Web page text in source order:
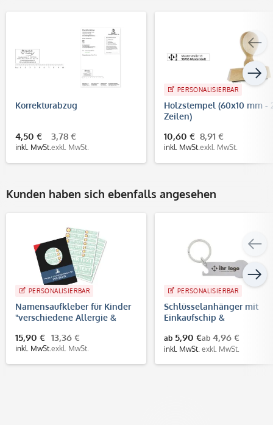
Korrekturabzug
4,50 €
inkl. MwSt.
3,78 €
exkl. MwSt.
PERSONALISIERBAR
Holzstempel (60x10 mm -
Zeilen)
10,60 €
inkl. MwSt.
8,91 €
exkl. MwSt.
Kunden haben sich ebenfalls angesehen
PERSONALISIERBAR
Namensaufkleber für Kinder
"verschiedene Allergie &
Aufkleber)
15,90 €
inkl. MwSt.
13,36 €
exkl. MwSt.
PERSONALISIERBAR
Schlüsselanhänger mit
Einkaufschip &
40x15 mm)
ab 5,90 €
inkl. MwSt.
ab 4,96 €
exkl. MwSt.